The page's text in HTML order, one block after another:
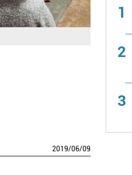
2019/06/09
1
2
3